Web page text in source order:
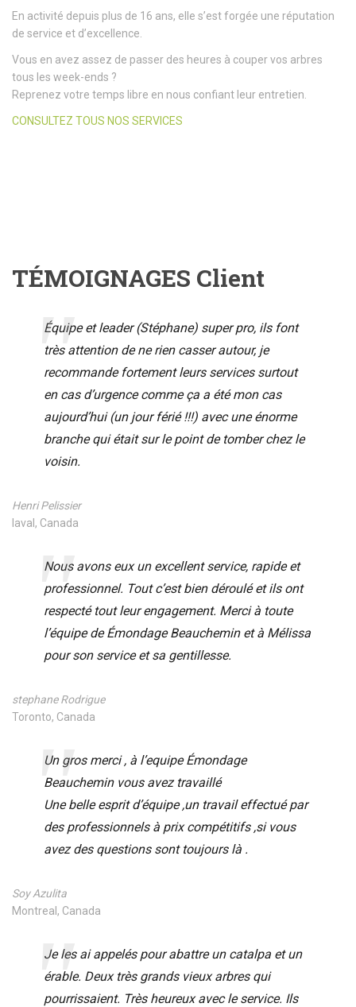
En activité depuis plus de 16 ans, elle s’est forgée une réputation
de service et d’excellence.
Vous en avez assez de passer des heures à couper vos arbres
tous les week-ends ?
Reprenez votre temps libre en nous confiant leur entretien.
CONSULTEZ TOUS NOS SERVICES
TÉMOIGNAGES Client
Équipe et leader (Stéphane) super pro, ils font
très attention de ne rien casser autour, je
recommande fortement leurs services surtout
en cas d’urgence comme ça a été mon cas
aujourd’hui (un jour férié !!!) avec une énorme
branche qui était sur le point de tomber chez le
voisin.
Henri Pelissier
laval, Canada
Nous avons eux un excellent service, rapide et
professionnel. Tout c’est bien déroulé et ils ont
respecté tout leur engagement. Merci à toute
l’équipe de Émondage Beauchemin et à Mélissa
pour son service et sa gentillesse.
stephane Rodrigue
Toronto, Canada
Un gros merci , à l’equipe Émondage
Beauchemin vous avez travaillé
Une belle esprit d’équipe ,un travail effectué par
des professionnels à prix compétitifs ,si vous
avez des questions sont toujours là .
Soy Azulita
Montreal, Canada
Je les ai appelés pour abattre un catalpa et un
érable. Deux très grands vieux arbres qui
pourrissaient. Très heureux avec le service. Ils